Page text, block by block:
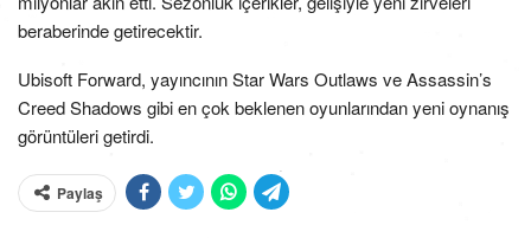
beraberinde getirecektir.
Ubisoft Forward, yayıncının Star Wars Outlaws ve Assassin’s
Creed Shadows gibi en çok beklenen oyunlarından yeni oynanış
görüntüleri getirdi.
Paylaş